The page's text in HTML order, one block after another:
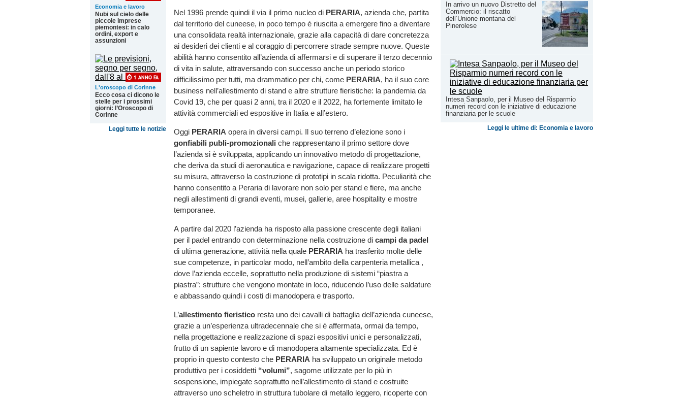
In arrivo un nuovo Distretto del
Commercio: il riscatto
dell’Unione montana del
Pinerolese
Intesa Sanpaolo, per il Museo del Risparmio
numeri record con le iniziative di educazione
finanziaria per le scuole
Leggi le ultime di: Economia e lavoro
Economia e lavoro
Nubi sul cielo delle
piccole imprese
piemontesi: in calo
ordini, export e
assunzioni
L'oroscopo di Corinne
Ecco cosa ci dicono le
stelle per i prossimi
giorni: l’Oroscopo di
Corinne
Leggi tutte le notizie
Nel 1996 prende quindi il via il primo nucleo di PERARIA, azienda che, partita
dal territorio del cuneese, in poco tempo è riuscita a emergere fino a diventare
una consolidata realtà internazionale, grazie alla capacità di dare concretezza
ai desideri dei clienti e al coraggio di percorrere strade sempre nuove. Queste
abilità hanno consentito all’azienda di affermarsi e di superare il terzo decennio
di vita in salute, attraversando con successo anche un periodo storico
difficilissimo per tutti, ma drammatico per chi, come PERARIA, ha il suo core
business nell’allestimento di stand e altre strutture fieristiche: la pandemia da
Covid 19, che per quasi 2 anni, tra il 2020 e il 2022, ha fortemente limitato le
attività commerciali ed espositive in Italia e all’estero.
Oggi PERARIA opera in diversi campi. Il suo terreno d’elezione sono i
gonfiabili publi-promozionali che rappresentano il primo settore dove
l’azienda si è sviluppata, applicando un innovativo metodo di progettazione,
che deriva da studi di aeronautica e navigazione, capace di realizzare progetti
su misura, attraverso la costruzione di prototipi in scala ridotta. Peculiarità che
hanno consentito a Peraria di lavorare non solo per stand e fiere, ma anche
negli allestimenti di grandi eventi, musei, gallerie, aree hospitality e mostre
temporanee.
A partire dal 2020 l’azienda ha risposto alla passione crescente degli italiani
per il padel entrando con determinazione nella costruzione di campi da padel
di ultima generazione, attività nella quale PERARIA ha trasferito molte delle
sue competenze, in particolar modo, nell’ambito della carpenteria metallica ,
dove l’azienda eccelle, soprattutto nella produzione di sistemi “piastra a
piastra”: strutture che vengono montate in loco, riducendo l’uso delle saldature
e abbassando quindi i costi di manodopera e trasporto.
L’allestimento fieristico resta uno dei cavalli di battaglia dell’azienda cuneese,
grazie a un’esperienza ultradecennale che si è affermata, ormai da tempo,
nella progettazione e realizzazione di spazi espositivi unici e personalizzati,
frutto di un sapiente lavoro e di manodopera altamente specializzata. Ed è
proprio in questo contesto che PERARIA ha sviluppato un originale metodo
produttivo per i cosiddetti “volumi”, sagome utilizzate per lo più in
sospensione, impiegate soprattutto nell’allestimento di stand e costruite
attraverso uno scheletro in struttura tubolare di metallo leggero, ricoperte con